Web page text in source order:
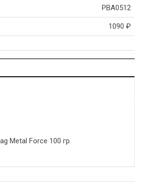
PBA0512
1090 ₽
Metal Force 100 гр.